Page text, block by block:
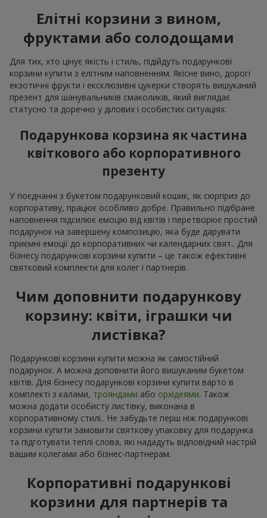
Елітні корзини з вином,
фруктами або солодощами
Для тих, хто цінує якість і стиль, підійдуть подарункові
корзини купити з елітним наповненням. Якісне вино, дорогі
екзотичні фрукти і ексклюзивні цукерки створять вишуканий
презент для шанувальників смаколиків, який виглядає
статусно та доречно у ділових і особистих ситуаціях.
Подарункова корзина як частина
квіткового або корпоративного
презенту
У поєднанні з букетом подарунковий кошик, як сюрприз до
корпоративу, працює особливо добре. Правильно підібране
наповнення підсилює емоцію від квітів і перетворює простий
подарунок на завершену композицію, яка буде дарувати
приємні емоції до корпоративних чи календарних свят.. Для
бізнесу подарункові корзини купити – це також ефективні
святковий комплекти для колег і партнерів.
Чим доповнити подарункову
корзину: квіти, іграшки чи
листівка?
Подарункові корзини купити можна як самостійний
подарунок. А можна доповнити його вишуканим букетом
квітів. Для бізнесу подарункові корзини купити варто в
комплекті з калами, трояндами або орхідеями. Також
можна додати особисту листівку, виконана в
корпоративному стилі.. Не забудьте перш ніж подарункові
корзини купити замовити святкову упаковку для подарунка
та підготувати теплі слова, які нададуть відповідний настрій
вашим колегами або бізнес-партнерам.
Корпоративні подарункові
корзини для партнерів та